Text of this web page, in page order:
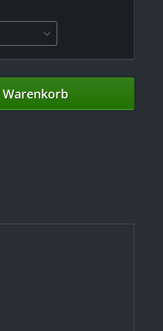
Warenkorb